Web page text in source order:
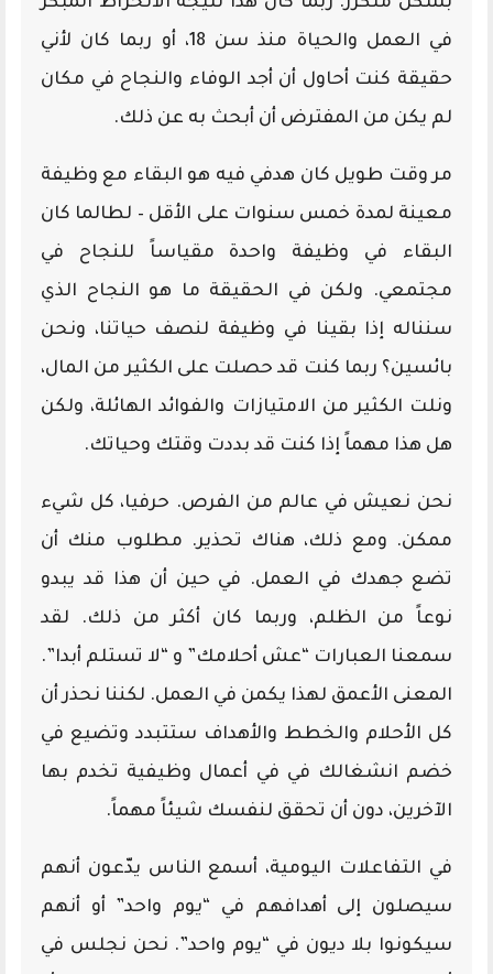
في العمل والحياة منذ سن 18، أو ربما كان لأني
حقيقة كنت أحاول أن أجد الوفاء والنجاح في مكان
لم يكن من المفترض أن أبحث به عن ذلك.
مر وقت طويل كان هدفي فيه هو البقاء مع وظيفة
معينة لمدة خمس سنوات على الأقل – لطالما كان
البقاء في وظيفة واحدة مقياساً للنجاح في
مجتمعي. ولكن في الحقيقة ما هو النجاح الذي
سنناله إذا بقينا في وظيفة لنصف حياتنا، ونحن
بائسين؟ ربما كنت قد حصلت على الكثير من المال،
ونلت الكثير من الامتيازات والفوائد الهائلة، ولكن
هل هذا مهماً إذا كنت قد بددت وقتك وحياتك.
نحن نعيش في عالم من الفرص. حرفيا، كل شيء
ممكن. ومع ذلك، هناك تحذير. مطلوب منك أن
تضع جهدك في العمل. في حين أن هذا قد يبدو
نوعاً من الظلم، وربما كان أكثر من ذلك. لقد
سمعنا العبارات “عش أحلامك” و “لا تستلم أبدا”.
المعنى الأعمق لهذا يكمن في العمل. لكننا نحذر أن
كل الأحلام والخطط والأهداف ستتبدد وتضيع في
خضم انشغالك في في أعمال وظيفية تخدم بها
الآخرين، دون أن تحقق لنفسك شيئاً مهماً.
في التفاعلات اليومية، أسمع الناس يدّعون أنهم
سيصلون إلى أهدافهم في “يوم واحد” أو أنهم
سيكونوا بلا ديون في “يوم واحد”. نحن نجلس في